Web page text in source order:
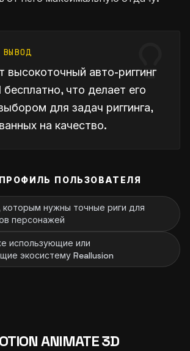
высокоточный авто-риггинг
что делает его
для задач риггинга,
на качество.
ПОЛЬЗОВАТЕЛЯ
которым нужны точные риги для
персонажей
использующие или
экосистему Reallusion
ANIMATE 3D